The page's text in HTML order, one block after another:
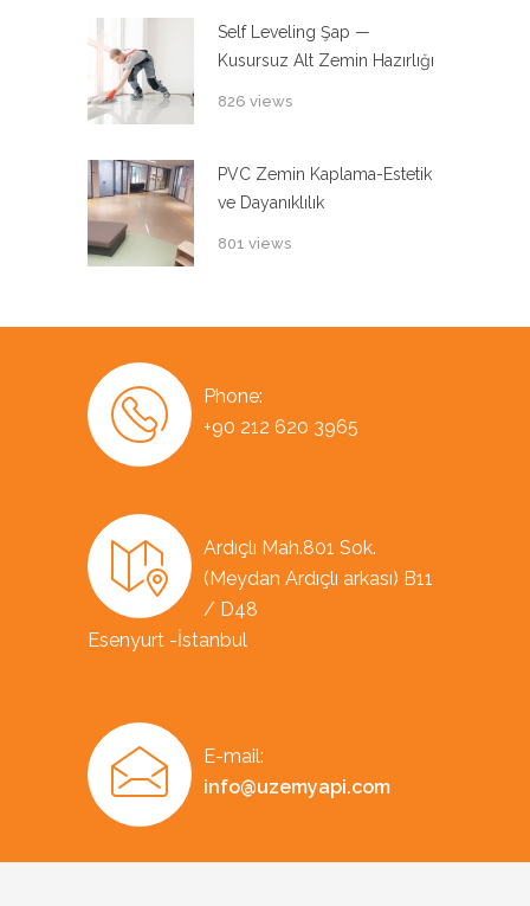
Self Leveling Şap —
Kusursuz Alt Zemin Hazırlığı
826 views
PVC Zemin Kaplama-Estetik
ve Dayanıklılık
801 views
Phone:
+90 212 620 3965
Ardıçlı Mah.801 Sok.
(Meydan Ardıçlı arkası) B11
/ D48
Esenyurt -İstanbul
E-mail:
info@uzemyapi.com